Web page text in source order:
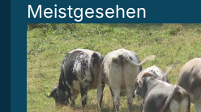
Meistgesehen